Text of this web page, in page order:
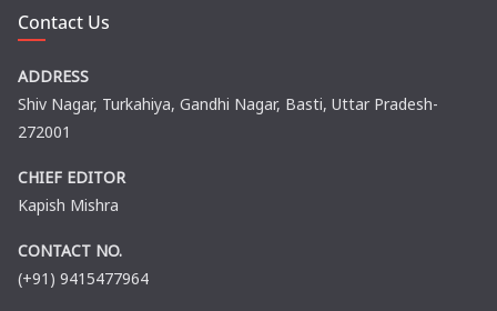
Contact Us
ADDRESS
Shiv Nagar, Turkahiya, Gandhi Nagar, Basti, Uttar Pradesh-
272001
CHIEF EDITOR
Kapish Mishra
CONTACT NO.
(+91) 9415477964